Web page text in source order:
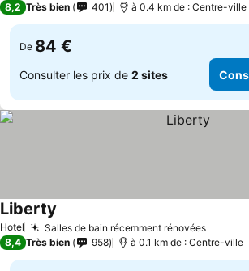
8,2 Très bien 401 à 0.4 km de : Centre-ville
De 84 €
Consulter les prix de 2 sites
Hotel Salles de bain récemment rénovées
Liberty
8,4 Très bien 958 à 0.1 km de : Centre-ville